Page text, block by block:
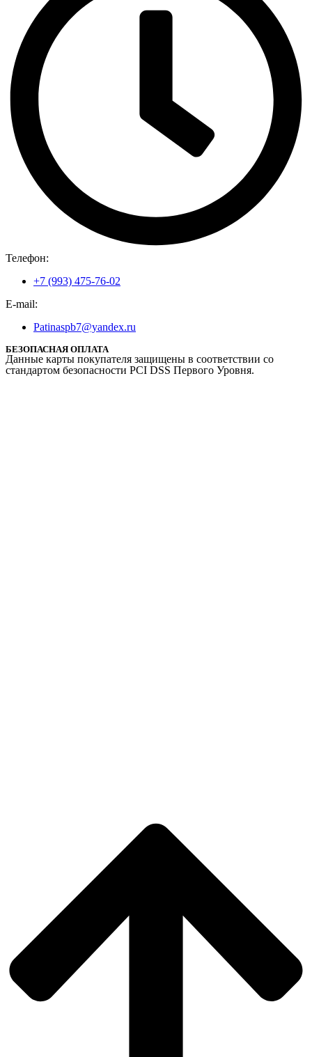
Телефон:
+7 (993) 475-76-02
E-mail:
Patinaspb7@yandex.ru
БЕЗОПАСНАЯ ОПЛАТА
Данные карты покупателя защищены в соответствии со
стандартом безопасности PCI DSS Первого Уровня.